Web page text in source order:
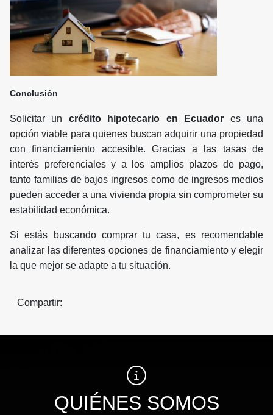
Conclusión
Solicitar un crédito hipotecario en Ecuador es una
opción viable para quienes buscan adquirir una propiedad
con financiamiento accesible. Gracias a las tasas de
interés preferenciales y a los amplios plazos de pago,
tanto familias de bajos ingresos como de ingresos medios
pueden acceder a una vivienda propia sin comprometer su
estabilidad económica.
Si estás buscando comprar tu casa, es recomendable
analizar las diferentes opciones de financiamiento y elegir
la que mejor se adapte a tu situación.
Compartir:
QUIÉNES SOMOS